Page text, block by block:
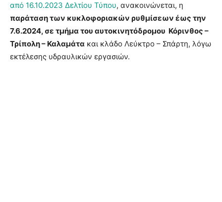
από 16.10.2023 Δελτίου Τύπου, ανακοινώνεται, η
παράταση των κυκλοφοριακών ρυθμίσεων έως την
7.6.2024, σε τμήμα του αυτοκινητόδρομου Κόρινθος –
Τρίπολη – Καλαμάτα και κλάδο Λεύκτρο – Σπάρτη, λόγω
εκτέλεσης υδραυλικών εργασιών.